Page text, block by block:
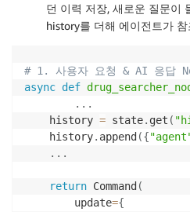
던 이력 저장, 새로운 질문이
history를 더해 에이전트가
# 1. 사용자 요청 & AI 응답
async def
. . .
    history
= state. get (
    history
. append({
. . .
return Command(
        update
={